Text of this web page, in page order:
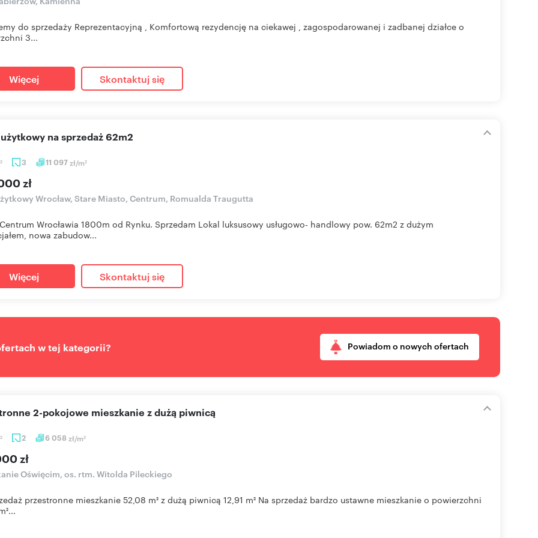
do sprzedaży Reprezentacyjną , Komfortową rezydencję na ciekawej , zagospodarowanej i zadbanej działce o
3...
Więcej Skontaktuj się
2 3 11 097zł/m2
na sprzedaż 62m2
zł
Wrocław, Stare Miasto, Centrum, Romualda Traugutta
Wrocławia 1800m od Rynku. Sprzedam Lokal luksusowy usługowo- handlowy pow. 62m2 z dużym
nowa zabudow...
Więcej Skontaktuj się
w tej kategorii? Powiadom o nowych ofertach
2 2 6 058 zł/m2
2-pokojowe mieszkanie z dużą piwnicą
zł
Oświęcim, os. rtm. Witolda Pileckiego
przestronne mieszkanie 52,08 m² z dużą piwnicą 12,91 m² Na sprzedaż bardzo ustawne mieszkanie o powierzchni